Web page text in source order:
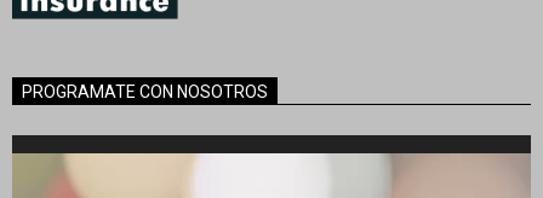
PROGRAMATE CON NOSOTROS